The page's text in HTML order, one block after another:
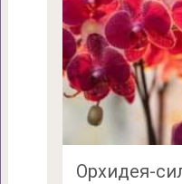
Орхидея-